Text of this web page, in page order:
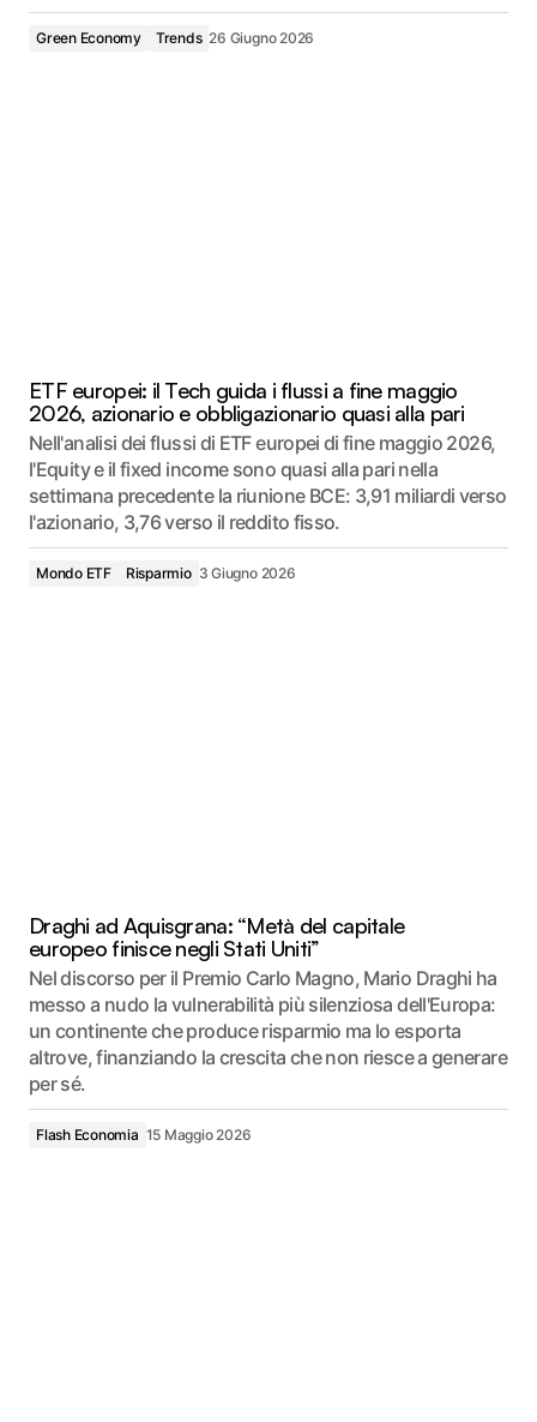
Green Economy Trends 26 Giugno 2026
ETF europei: il Tech guida i flussi a fine maggio
2026, azionario e obbligazionario quasi alla pari
Nell'analisi dei flussi di ETF europei di fine maggio 2026,
l'Equity e il fixed income sono quasi alla pari nella
settimana precedente la riunione BCE: 3,91 miliardi verso
l'azionario, 3,76 verso il reddito fisso.
Mondo ETF Risparmio 3 Giugno 2026
Draghi ad Aquisgrana: “Metà del capitale
europeo finisce negli Stati Uniti”
Nel discorso per il Premio Carlo Magno, Mario Draghi ha
messo a nudo la vulnerabilità più silenziosa dell'Europa:
un continente che produce risparmio ma lo esporta
altrove, finanziando la crescita che non riesce a generare
per sé.
Flash Economia 15 Maggio 2026